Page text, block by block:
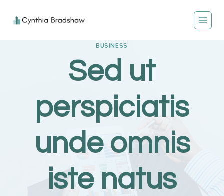
BUSINESS
Sed ut
perspiciatis
unde omnis
iste natus